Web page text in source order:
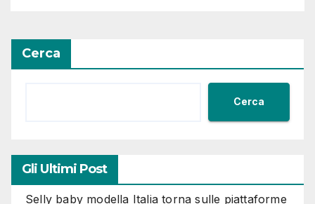
Cerca
Cerca
Gli Ultimi Post
Selly baby modella Italia torna sulle piattaforme